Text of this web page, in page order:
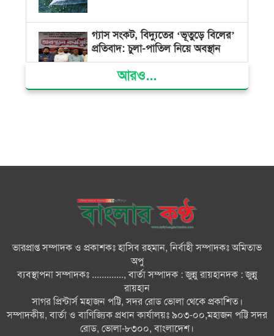
গ্যাস সংকট, বিদ্যুতের ‘ভূতুড়ে বিলের’
প্রতিবাদ: চুলা-পাতিল নিয়ে অবস্থান
ক্ষমতার কেন্দ্র গণভবন থেকে রক্তাক্ত
ভোলায় ১১ দলীয় জোটের বিক্ষোভ
সমাবেশ ও গণমিছিল
বোরহানউদ্দিনে কিশোরীকে সংঘবদ্ধ
ধর্ষণ ও ভিডিও ধারণ ও ছড়িয়ে
দেওয়ার অভিযোগ তিন জন গ্রেপ্তার,
থানায় মামলা
ভোলায় নানা আয়োজনে জুলাই
গণঅভ্যুত্থান দিবস পালন
আরও...
ভারপ্রাপ্ত সম্পাদক ও প্রকাশকঃ হাসিব রহমান, নির্বাহী সম্পাদকঃ অমিতাভ
অপু
ব্যবস্থাপনা সম্পাদকঃ ............., বার্তা সম্পাদক : জুন্নু রায়হানদক : জুন্নু
রায়হান
সাগর প্রিন্টার্স মহাজন পট্টি, সদর রোড ভোলা থেকে প্রকাশিত।
সম্পাদকীয়, বার্তা ও বাণিজ্যিক প্রধান কার্যালয়ঃ ৯০৩-০০,মহাজন পট্টি সদর
রোড, ভোলা-৮৩০০, বাংলাদেশ।